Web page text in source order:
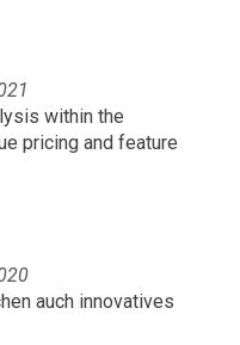
within the
pricing and feature
auch innovatives